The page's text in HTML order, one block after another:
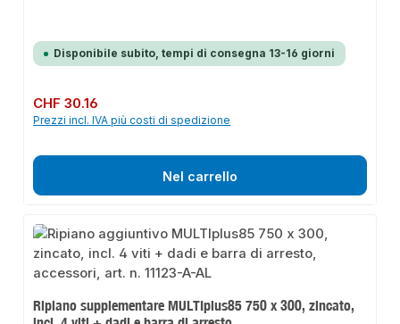
Disponibile subito, tempi di consegna 13-16 giorni
Prezzo normale:
CHF 30.16
Prezzi incl. IVA più costi di spedizione
Nel carrello
Ripiano supplementare MULTIplus85 750 x 300, zincato,